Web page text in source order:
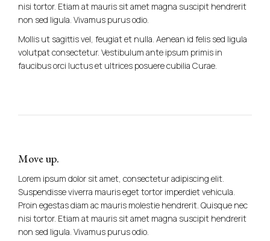
nisi tortor. Etiam at mauris sit amet magna suscipit hendrerit
non sed ligula. Vivamus purus odio.
Mollis ut sagittis vel, feugiat et nulla. Aenean id felis sed ligula
volutpat consectetur. Vestibulum ante ipsum primis in
faucibus orci luctus et ultrices posuere cubilia Curae.
Move up.
Lorem ipsum dolor sit amet, consectetur adipiscing elit.
Suspendisse viverra mauris eget tortor imperdiet vehicula.
Proin egestas diam ac mauris molestie hendrerit. Quisque nec
nisi tortor. Etiam at mauris sit amet magna suscipit hendrerit
non sed ligula. Vivamus purus odio.